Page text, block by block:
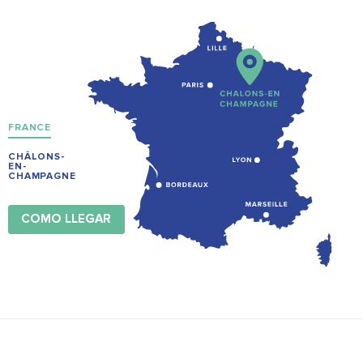
FRANCE
CHÂLONS-
EN-
CHAMPAGNE
COMO LLEGAR